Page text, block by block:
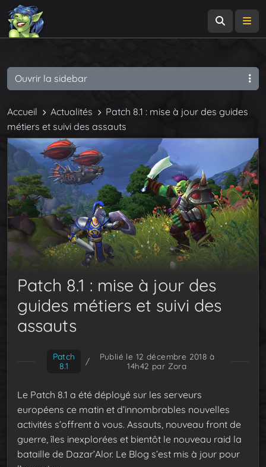
Accueil Actualités
Patch 8.1 : mise à jour des guides
métiers et suivi des assauts
Patch 8.1 : mise à jour des
guides métiers et suivi des
assauts
Patch
8.1
/
Publié le 12 décembre 2018 à
14h42 par Zora
Le Patch 8.1 a été déployé sur les serveurs
européens ce matin et d’innombrables nouvelles
activités s’offrent à vous. Assauts, nouveau front de
guerre, îles inexplorées et bientôt le nouveau raid la
bataille de Dazar’Alor. Le Blog s’est mis à jour pour
Ouvrir la sidebar